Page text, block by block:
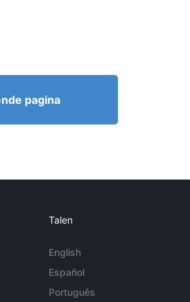
pagina
Talen
English
Español
Português